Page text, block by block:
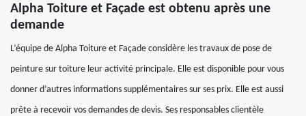
Alpha Toiture et Façade est obtenu après une
demande
L’équipe de Alpha Toiture et Façade considère les travaux de pose de
peinture sur toiture leur activité principale. Elle est disponible pour vous
donner d’autres informations supplémentaires sur ses prix. Elle est aussi
prête à recevoir vos demandes de devis. Ses responsables clientèle